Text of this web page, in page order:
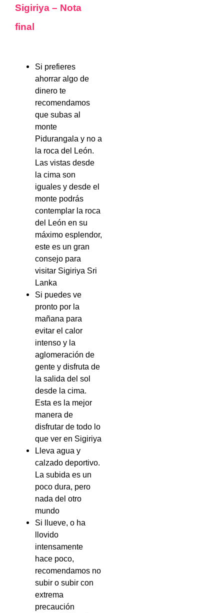
Sigiriya – Nota
final
Si prefieres
ahorrar algo de
dinero te
recomendamos
que subas al
monte
Pidurangala y no a
la roca del León.
Las vistas desde
la cima son
iguales y desde el
monte podrás
contemplar la roca
del León en su
máximo esplendor,
este es un gran
consejo para
visitar Sigiriya Sri
Lanka
Si puedes ve
pronto por la
mañana para
evitar el calor
intenso y la
aglomeración de
gente y disfruta de
la salida del sol
desde la cima.
Esta es la mejor
manera de
disfrutar de todo lo
que ver en Sigiriya
Lleva agua y
calzado deportivo.
La subida es un
poco dura, pero
nada del otro
mundo
Si llueve, o ha
llovido
intensamente
hace poco,
recomendamos no
subir o subir con
extrema
precaución